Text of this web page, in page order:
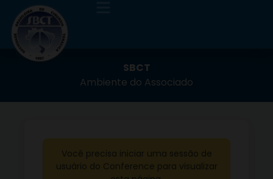
SBCT
Ambiente do Associado
Você precisa iniciar uma sessão de
usuário do Conference para visualizar